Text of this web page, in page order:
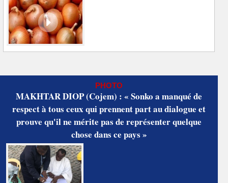
PHOTO
MAKHTAR DIOP (Cojem) : « Sonko a manqué de
respect à tous ceux qui prennent part au dialogue et
prouve qu'il ne mérite pas de représenter quelque
chose dans ce pays »